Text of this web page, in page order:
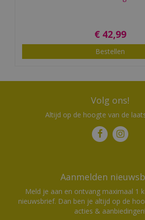
€ 42,99
Bestellen
Volg ons!
Altijd op de hoogte van de
Aanmelden
Meld je aan en ontvang maximaal 1
nieuwsbrief. Dan ben je altijd op de
acties & aanbiedingen!